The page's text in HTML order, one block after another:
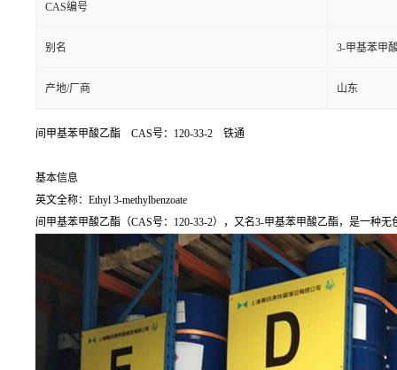
CAS编号
别名 3-甲基苯甲
产地/厂商 山东
间甲基苯甲酸乙酯 CAS号：120-33-2 铁通
基本信息
英文全称：Ethyl 3-methylbenzoate
间甲基苯甲酸乙酯（CAS号：120-33-2），又名3-甲基苯甲酸乙酯，是一种